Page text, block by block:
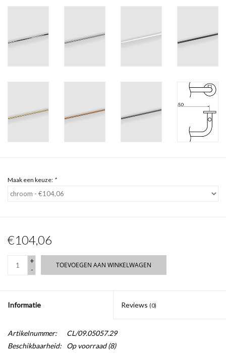
Maak een keuze: *
€104,06
+
-
TOEVOEGEN AAN WINKELWAGEN
Informatie Reviews (0)
Artikelnummer:
CL/09.05057.29
Beschikbaarheid:
Op voorraad(8)